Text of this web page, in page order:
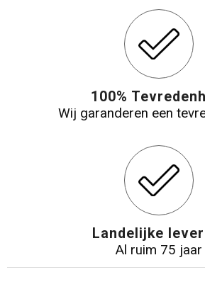
100%
Wij garanderen een
Landelijke
Al ruim 75 jaar